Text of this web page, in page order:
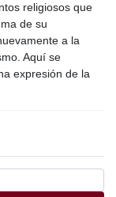
religiosos que
de su
a la
Aquí se
expresión de la